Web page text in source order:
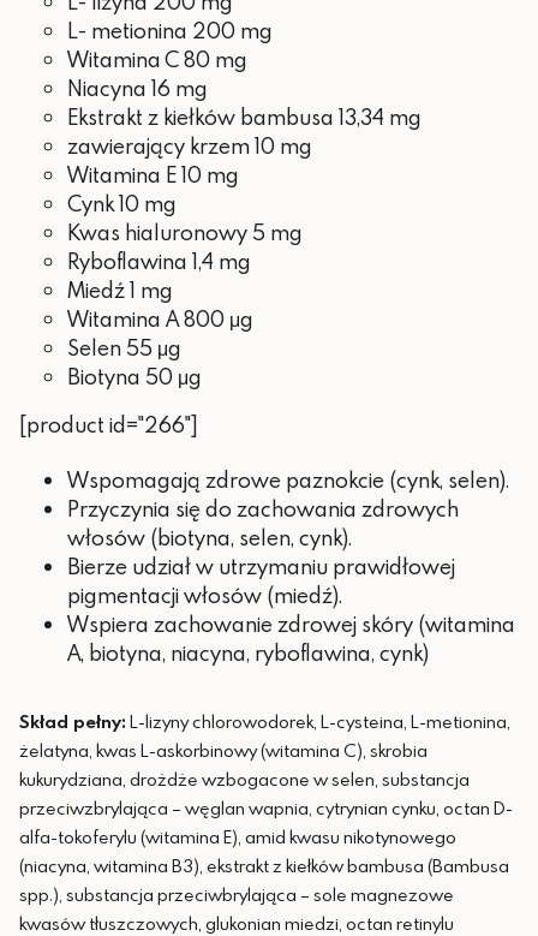
Miedź
Witamina A
Selen
Biotyna
*RWS – referencyjnej wartości
spożycia
Składnik
Bimatoprost
Peptydy
Panthenol
Ekstrakt ze świetlika
którykolwiek ze składników produktu.
L- metionina 200 mg
Witamina C 80 mg
Niacyna 16 mg
Ekstrakt z kiełków bambusa 13,34 mg
zawierający krzem 10 mg
Witamina E 10 mg
Cynk 10 mg
Kwas hialuronowy 5 mg
Ryboflawina 1,4 mg
Miedź 1 mg
Witamina A 800 μg
Selen 55 μg
Biotyna 50 μg
[product id="266"]
Wspomagają zdrowe paznokcie (cynk, selen).
Przyczynia się do zachowania zdrowych
włosów (biotyna, selen, cynk).
Bierze udział w utrzymaniu prawidłowej
pigmentacji włosów (miedź).
Wspiera zachowanie zdrowej skóry (witamina
A, biotyna, niacyna, ryboflawina, cynk)
Skład pełny: L-lizyny chlorowodorek, L-cysteina, L-metionina,
żelatyna, kwas L-askorbinowy (witamina C), skrobia
kukurydziana, drożdże wzbogacone w selen, substancja
przeciwzbrylająca – węglan wapnia, cytrynian cynku, octan D-
alfa-tokoferylu (witamina E), amid kwasu nikotynowego
(niacyna, witamina B3), ekstrakt z kiełków bambusa (Bambusa
spp.), substancja przeciwbrylająca – sole magnezowe
kwasów tłuszczowych, glukonian miedzi, octan retinylu